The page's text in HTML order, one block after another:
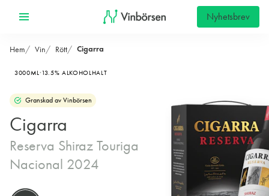
Nyhetsbrev
Hem Vin Rött Cigarra
3000ML 13.5% ALKOHOLHALT
Granskad av Vinbörsen
Cigarra
Reserva Shiraz Touriga
Nacional 2024